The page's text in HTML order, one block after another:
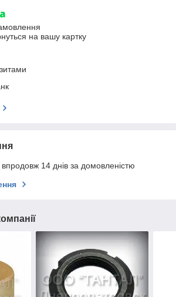
на вашу картку
14 днів за домовленістю